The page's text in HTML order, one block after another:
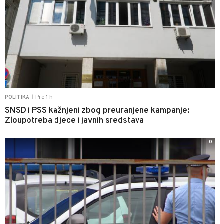
POLITIKA Pre 1 h
SNSD i PSS kažnjeni zbog preuranjene kampanje:
Zloupotreba djece i javnih sredstava
0